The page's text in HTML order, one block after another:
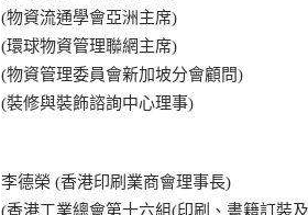
(物資流通學會亞洲主席)
(環球物資管理聯網主席)
(物資管理委員會新加坡分會顧問)
(裝修與裝飾諮詢中心理事)
李德榮 (香港印刷業商會理事長)
(香港工業總會第十六組(印刷、書籍訂裝